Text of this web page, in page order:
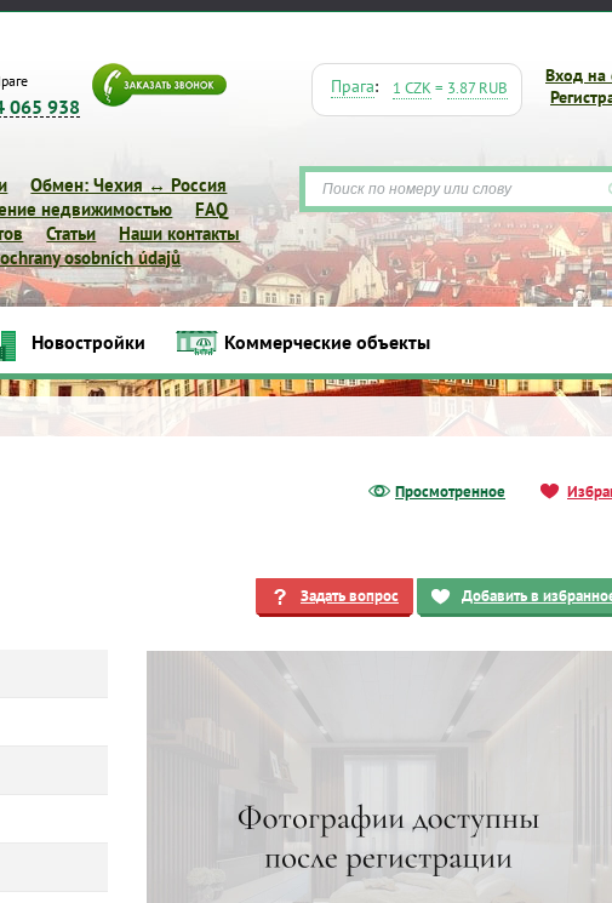
065 938
Вход на
Прага: 1 CZK= 3.87 RUB
Обмен: Чехия ↔ Россия
недвижимостью
FAQ
Статьи
Наши контакты
osobních údajů
Новостройки Коммерческие объекты
Новостройки Коммерческие объекты
Просмотренное
Задать вопрос Добавить в